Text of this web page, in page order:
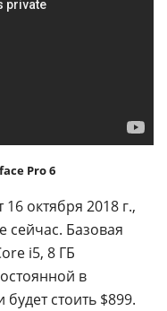
Pro 6
октября 2018 г.,
Базовая
i5, 8 ГБ
в
стоить $899.